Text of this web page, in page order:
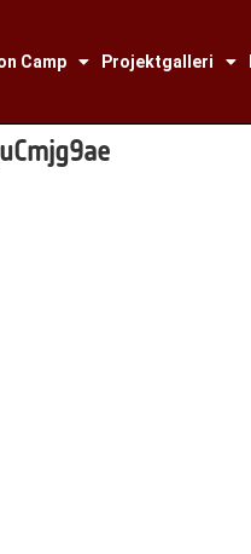
Camp Projektgalleri